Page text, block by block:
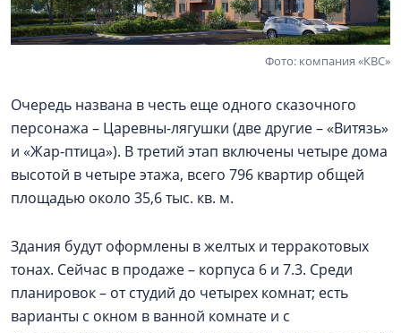
Фото: компания «КВС»
Очередь названа в честь еще одного сказочного
персонажа – Царевны-лягушки (две другие – «Витязь»
и «Жар-птица»). В третий этап включены четыре дома
высотой в четыре этажа, всего 796 квартир общей
площадью около 35,6 тыс. кв. м.
Здания будут оформлены в желтых и терракотовых
тонах. Сейчас в продаже – корпуса 6 и 7.3. Среди
планировок – от студий до четырех комнат; есть
варианты с окном в ванной комнате и с